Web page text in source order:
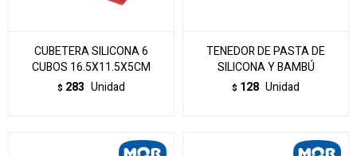
CUBETERA SILICONA 6
CUBOS 16.5X11.5X5CM
$ 283 Unidad
TENEDOR DE PASTA DE
SILICONA Y BAMBÚ
$ 128 Unidad